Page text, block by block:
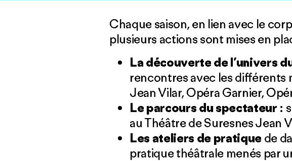
Chaque saison, en lien avec le
plusieurs actions sont mises en
La découverte de l’univers
rencontres avec les différents
Jean Vilar, Opéra Garnier,
Le parcours du spectateur :
au Théâtre de Suresnes Jean
Les ateliers de pratique de
pratique théâtrale menés par